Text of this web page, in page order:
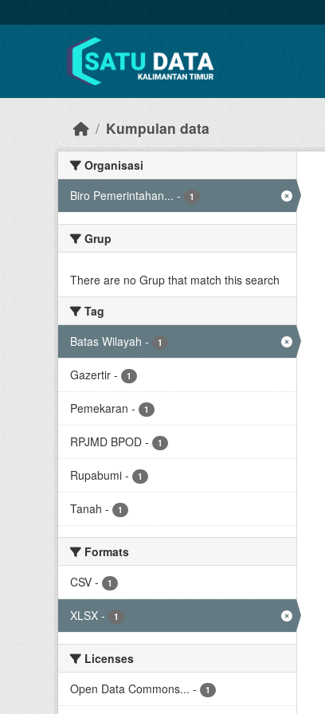
Kumpulan data
Organisasi
Biro Pemerintahan... - 1
Grup
There are no Grup that match this search
Tag
Batas Wilayah - 1
Gazertir - 1
Pemekaran - 1
RPJMD BPOD - 1
Rupabumi - 1
Tanah - 1
Formats
CSV - 1
XLSX - 1
Licenses
Open Data Commons... - 1